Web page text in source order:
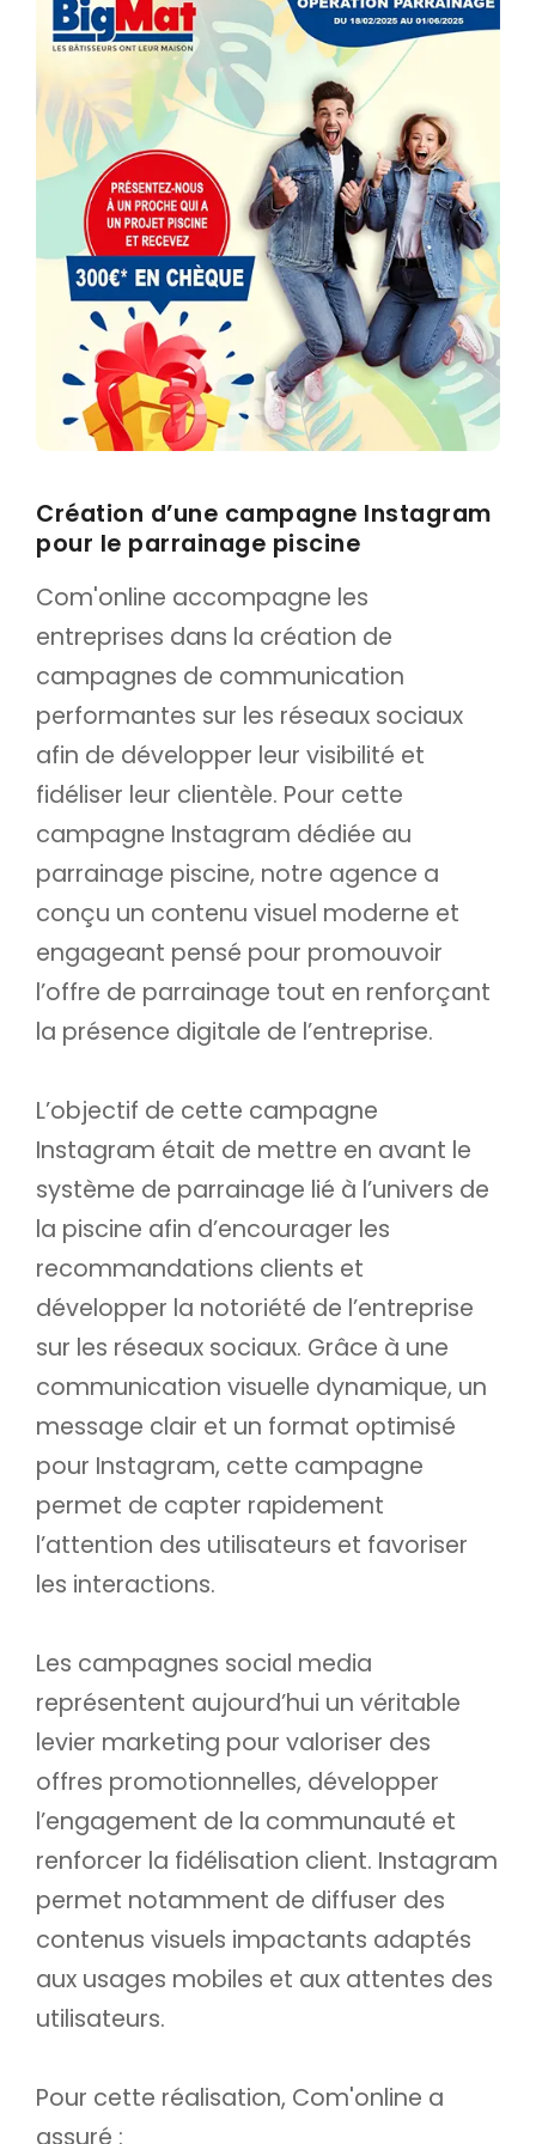
Emailing & newsletter
Google/Facebook Ads
Réseaux sociaux
GRAPHISMES
Créations graphiques
Flocage véhicule
Création d’une campagne Instagram
pour le parrainage piscine
Com'online accompagne les
entreprises dans la création de
campagnes de communication
performantes sur les réseaux sociaux
afin de développer leur visibilité et
fidéliser leur clientèle. Pour cette
campagne Instagram dédiée au
parrainage piscine, notre agence a
conçu un contenu visuel moderne et
engageant pensé pour promouvoir
l’offre de parrainage tout en renforçant
la présence digitale de l’entreprise.
L’objectif de cette campagne
Instagram était de mettre en avant le
système de parrainage lié à l’univers de
la piscine afin d’encourager les
recommandations clients et
développer la notoriété de l’entreprise
sur les réseaux sociaux. Grâce à une
communication visuelle dynamique, un
message clair et un format optimisé
pour Instagram, cette campagne
permet de capter rapidement
l’attention des utilisateurs et favoriser
les interactions.
Les campagnes social media
représentent aujourd’hui un véritable
levier marketing pour valoriser des
offres promotionnelles, développer
l’engagement de la communauté et
renforcer la fidélisation client. Instagram
permet notamment de diffuser des
contenus visuels impactants adaptés
aux usages mobiles et aux attentes des
utilisateurs.
Pour cette réalisation, Com'online a
assuré :